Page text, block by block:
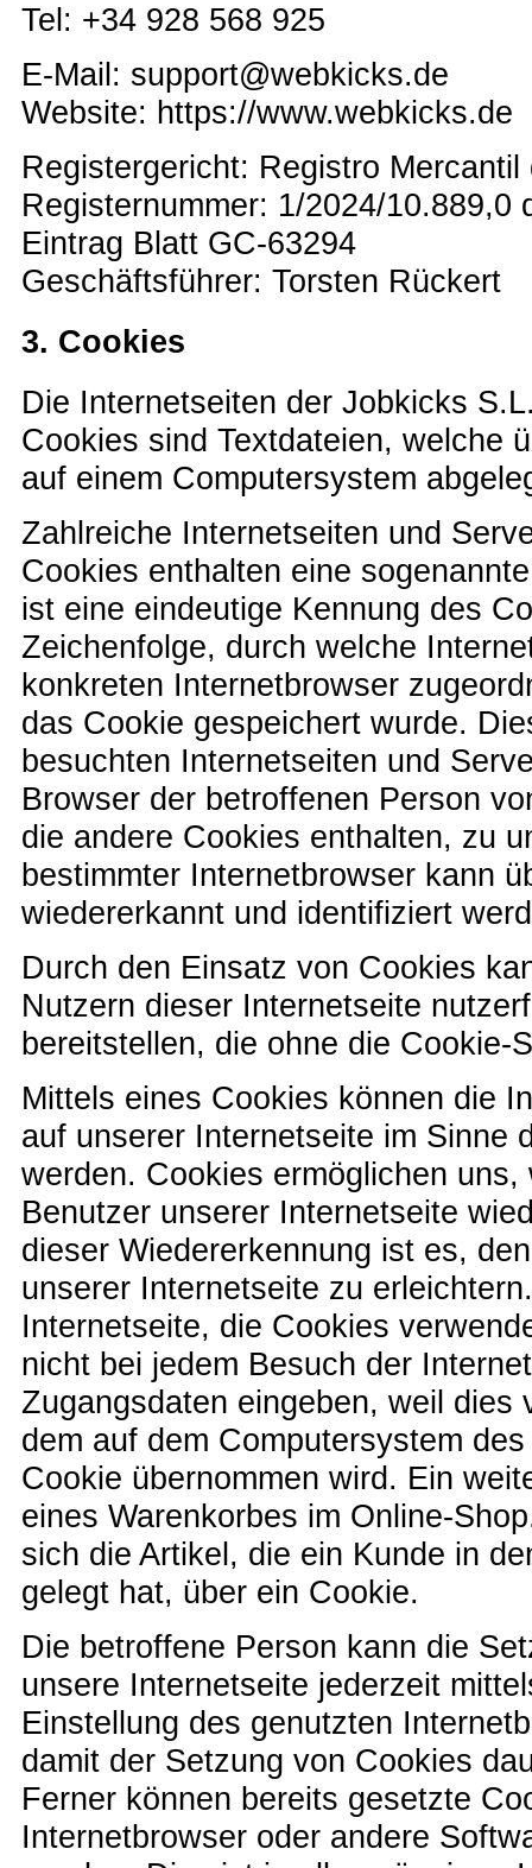
Tel: +34 928 568 925
E-Mail: support@webkicks.de
Website: https://www.webkicks.de
Registergericht: Registro
Registernummer: 1/2024/10.889,0
Eintrag Blatt GC-63294
Geschäftsführer: Torsten Rückert
3. Cookies
Die Internetseiten der Jobkicks
Cookies sind Textdateien, welche
auf einem Computersystem
Zahlreiche Internetseiten und
Cookies enthalten eine
ist eine eindeutige Kennung des
Zeichenfolge, durch welche
konkreten Internetbrowser
das Cookie gespeichert wurde.
besuchten Internetseiten und
Browser der betroffenen Person
die andere Cookies enthalten, zu
bestimmter Internetbrowser kann
wiedererkannt und identifiziert
Durch den Einsatz von Cookies
Nutzern dieser Internetseite
bereitstellen, die ohne die Cookie-
Mittels eines Cookies können die
auf unserer Internetseite im Sinne
werden. Cookies ermöglichen
Benutzer unserer Internetseite
dieser Wiedererkennung ist es,
unserer Internetseite zu
Internetseite, die Cookies
nicht bei jedem Besuch der
Zugangsdaten eingeben, weil dies
dem auf dem Computersystem
Cookie übernommen wird. Ein
eines Warenkorbes im Online-
sich die Artikel, die ein Kunde in
gelegt hat, über ein Cookie.
Die betroffene Person kann die
unsere Internetseite jederzeit
Einstellung des genutzten
damit der Setzung von Cookies
Ferner können bereits gesetzte
Internetbrowser oder andere